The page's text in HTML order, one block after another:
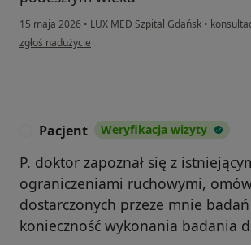
15 maja 2026 • LUX MED Szpital Gdańsk •
w opinii użytkownika Maciej
zgłoś nadużycie
Pacjent Weryfikacja wizyty
P. doktor zapoznał się z
ograniczeniami ruchowymi,
dostarczonych przeze mnie
konieczność wykonania badania